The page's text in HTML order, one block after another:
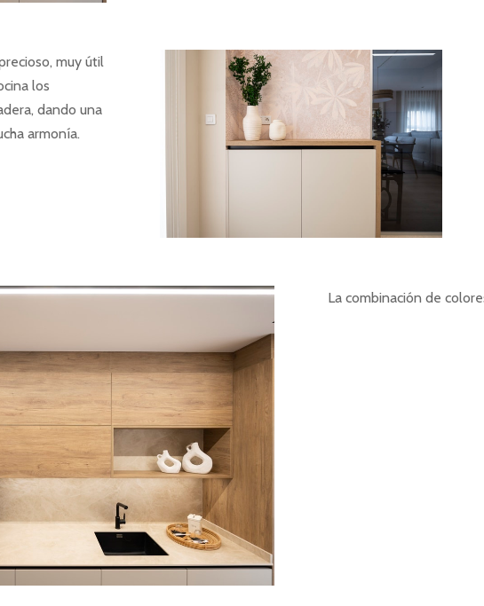
muy útil
los
dando una
armonía.
La combinación de